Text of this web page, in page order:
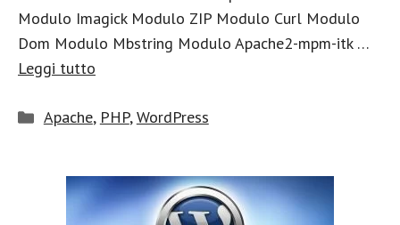
Modulo Imagick Modulo ZIP Modulo Curl Modulo
Dom Modulo Mbstring Modulo Apache2-mpm-itk …
Leggi tutto
Categorie
Apache, PHP,WordPress